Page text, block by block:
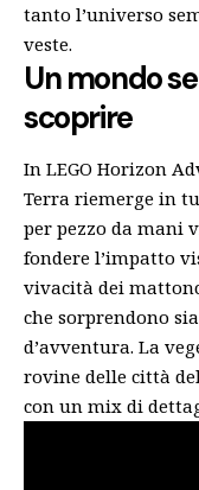
tanto l’universo
veste.
Un mondo
scoprire
In LEGO Horizon
Terra riemerge in
per pezzo da mani
fondere l’impatto
vivacità dei
che sorprendono
d’avventura. La
rovine delle città
con un mix di